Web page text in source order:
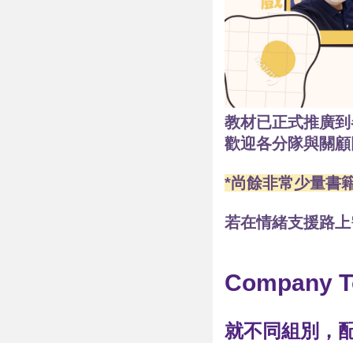
教材已正式推廣
歡迎各分隊與關
*尚餘非常少量書
若在情緒支援路
Company
就不同組別，